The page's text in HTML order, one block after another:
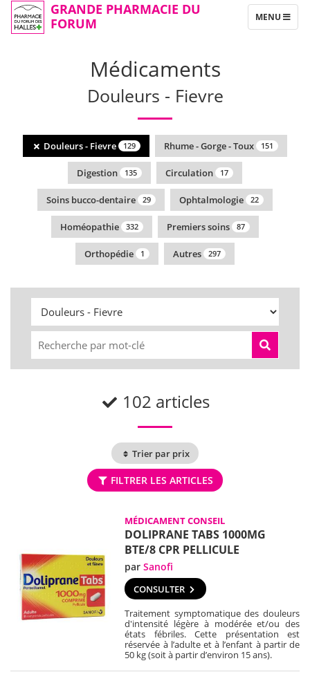
GRANDE PHARMACIE DU
FORUM
TOGGLE
NAVIGATION
MENU
Médicaments
Douleurs - Fievre
Douleurs - Fievre 129 Rhume - Gorge - Toux 151
Digestion 135 Circulation 17
Soins bucco-dentaire 29 Ophtalmologie 22
Homéopathie 332 Premiers soins 87
Orthopédie 1 Autres 297
102 articles
Trier par prix
FILTRER LES ARTICLES
MÉDICAMENT CONSEIL
DOLIPRANE TABS 1000MG
BTE/8 CPR PELLICULE
parSanofi
CONSULTER
Traitement symptomatique des douleurs
d'intensité légère à modérée et/ou des
états fébriles. Cette présentation est
réservée à l’adulte et à l’enfant à partir de
50 kg (soit à partir d’environ 15 ans).